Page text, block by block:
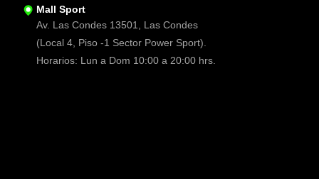
Mall Sport
Av. Las Condes 13501, Las Condes
(Local 4, Piso -1 Sector Power Sport).
Horarios: Lun a Dom 10:00 a 20:00 hrs.